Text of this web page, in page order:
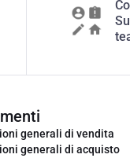
generali di vendita
generali di acquisto